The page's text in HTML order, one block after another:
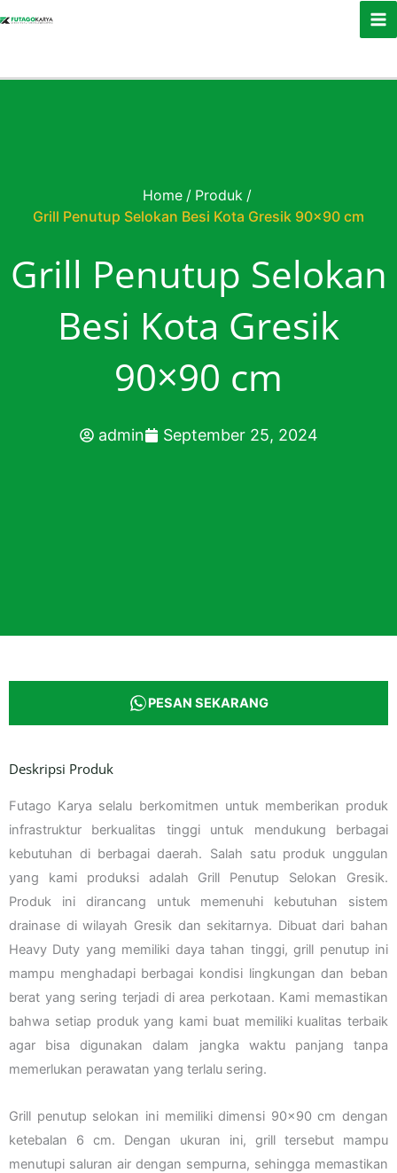
Home / Produk /
Grill Penutup Selokan Besi Kota Gresik 90×90 cm
Grill Penutup Selokan
Besi Kota Gresik
90×90 cm
admin September 25, 2024
PESAN SEKARANG
Deskripsi Produk
Futago Karya selalu berkomitmen untuk memberikan produk
infrastruktur berkualitas tinggi untuk mendukung berbagai
kebutuhan di berbagai daerah. Salah satu produk unggulan
yang kami produksi adalah Grill Penutup Selokan Gresik.
Produk ini dirancang untuk memenuhi kebutuhan sistem
drainase di wilayah Gresik dan sekitarnya. Dibuat dari bahan
Heavy Duty yang memiliki daya tahan tinggi, grill penutup ini
mampu menghadapi berbagai kondisi lingkungan dan beban
berat yang sering terjadi di area perkotaan. Kami memastikan
bahwa setiap produk yang kami buat memiliki kualitas terbaik
agar bisa digunakan dalam jangka waktu panjang tanpa
memerlukan perawatan yang terlalu sering.
Grill penutup selokan ini memiliki dimensi 90×90 cm dengan
ketebalan 6 cm. Dengan ukuran ini, grill tersebut mampu
menutupi saluran air dengan sempurna, sehingga memastikan